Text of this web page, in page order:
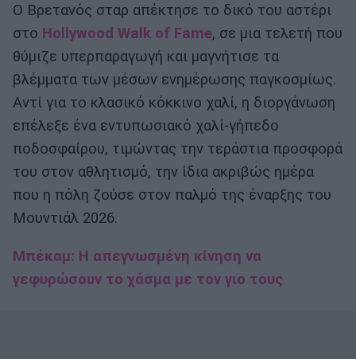
Ο Βρετανός σταρ απέκτησε το δικό του αστέρι
στο Hollywood Walk of Fame, σε μια τελετή που
θύμιζε υπερπαραγωγή και μαγνήτισε τα
βλέμματα των μέσων ενημέρωσης παγκοσμίως.
Αντί για το κλασικό κόκκινο χαλί, η διοργάνωση
επέλεξε ένα εντυπωσιακό χαλί-γήπεδο
ποδοσφαίρου, τιμώντας την τεράστια προσφορά
του στον αθλητισμό, την ίδια ακριβώς ημέρα
που η πόλη ζούσε στον παλμό της έναρξης του
Μουντιάλ 2026.
Μπέκαμ: Η απεγνωσμένη κίνηση να
γεφυρώσουν το χάσμα με τον γιο τους